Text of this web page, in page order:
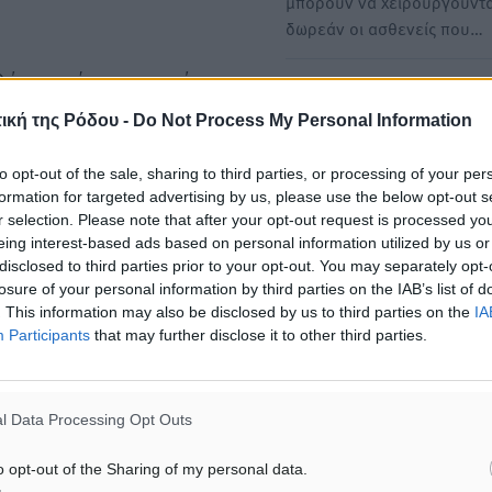
της Ρόδου - Do Not Process My Personal Information
opt-out of the sale, sharing to third parties, or processing of your
for targeted advertising by us, please use the below opt-out
selection. Please note that after your opt-out request is processed
interest-based ads based on personal information utilized by us
to third parties prior to your opt-out. You may separately
of your personal information by third parties on the IAB’s list of
This information may also be disclosed by us to third parties on the
Participants that may further disclose it to other third parties.
Data Processing Opt Outs
opt-out of the Sharing of my personal data.
προέρχεται από τους
το νέο θεσμικό
η έναρξη των
μήνες αργότερα οι
τον περίφημο
περίμεναν οδηγίες
έναρξη των ελέγχων
δωρεάν οι ασθενείς που…
στα νοσοκομεία τους
υπουργείου Υγείας
Σε μετακινήσεις
στα δημόσια
νοσοκομεία αναμένεται να
προχωρήσει τους πρώτους
του…
παραλείψεις στην
του υπουργείου Υποδομών
Μεταφορών